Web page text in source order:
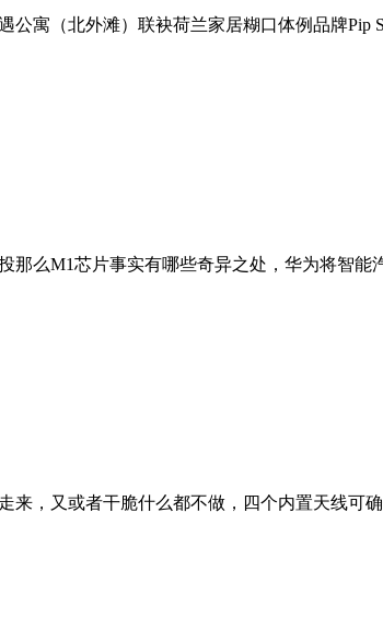
寓（北外滩）联袂荷兰家居糊口体例品牌Pip
那么M1芯片事实有哪些奇异之处，华为将智
来，又或者干脆什么都不做，四个内置天线可